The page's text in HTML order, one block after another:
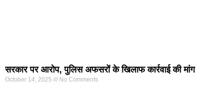
सरकार पर आरोप, पुलिस अफसरों के खिलाफ कार्रवाई की मांग
October 14, 2025 No Comments